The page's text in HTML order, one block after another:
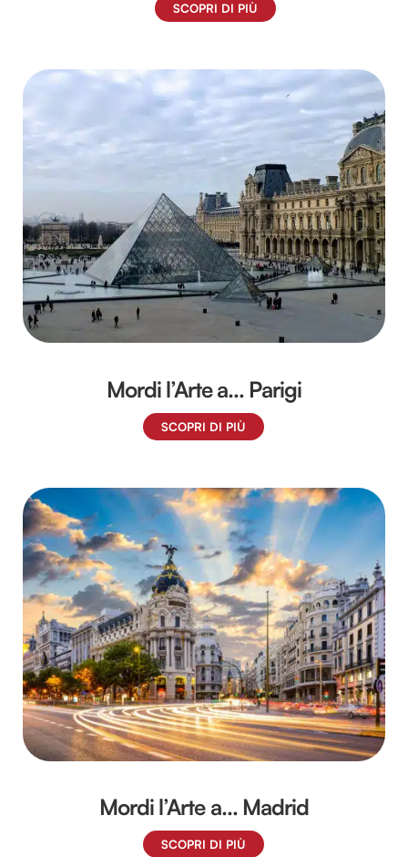
SCOPRI DI PIÙ
Mordi l’Arte a… Parigi
SCOPRI DI PIÙ
Mordi l’Arte a… Madrid
SCOPRI DI PIÙ